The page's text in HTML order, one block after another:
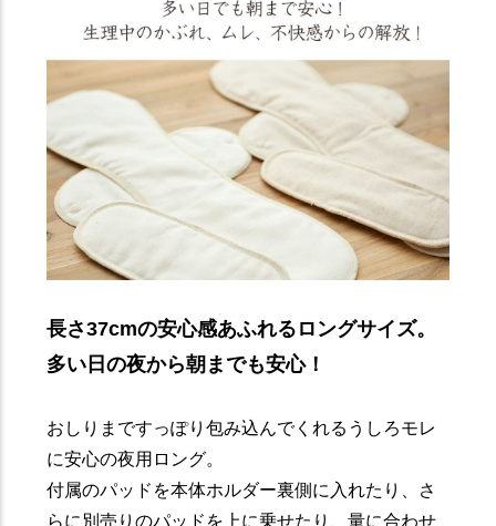
長さ37cmの安心感あふれるロングサイズ。
多い日の夜から朝までも安心！
おしりまですっぽり包み込んでくれるうしろモレ
に安心の夜用ロング。
付属のパッドを本体ホルダー裏側に入れたり、さ
らに別売りのパッドを上に乗せたり、量に合わせ